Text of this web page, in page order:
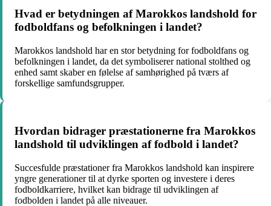
Hvad er betydningen af Marokkos landshold for
fodboldfans og befolkningen i landet?
Marokkos landshold har en stor betydning for fodboldfans og
befolkningen i landet, da det symboliserer national stolthed og
enhed samt skaber en følelse af samhørighed på tværs af
forskellige samfundsgrupper.
Hvordan bidrager præstationerne fra Marokkos
landshold til udviklingen af fodbold i landet?
Succesfulde præstationer fra Marokkos landshold kan inspirere
yngre generationer til at dyrke sporten og investere i deres
fodboldkarriere, hvilket kan bidrage til udviklingen af
fodbolden i landet på alle niveauer.